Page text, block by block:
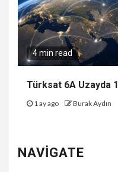
4 min read
Türksat 6A Uzayda
1 ay ago Burak Aydın
NAVIGATE